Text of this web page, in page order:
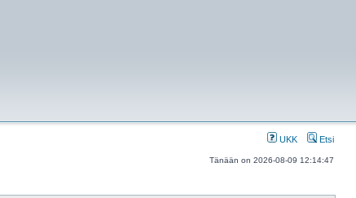
UKK Etsi
Tänään on 2026-08-09 12:14:47